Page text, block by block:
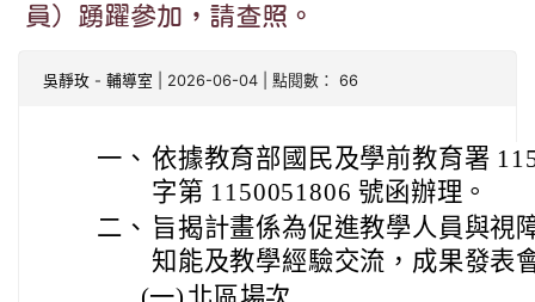
員）踴躍參加，請查照。
吳靜玫 - 輔導室 | 2026-06-04 | 點閱數： 66
一、 依據教育部國民及學前教育署
字第 1150051806 號函辦理。
二、 旨揭計畫係為促進教學人員與視
知能及教學經驗交流，成果發表